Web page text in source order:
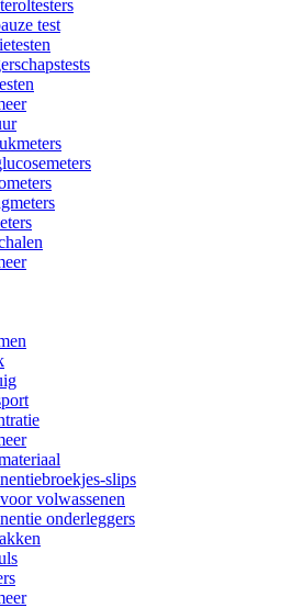
test
slips
volwassenen
onderleggers